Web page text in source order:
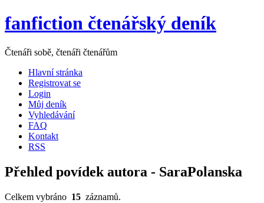
fanfiction čtenářský deník
Čtenáři sobě, čtenáři čtenářům
Hlavní stránka
Registrovat se
Login
Můj deník
Vyhledávání
FAQ
Kontakt
RSS
Přehled povídek autora - SaraPolanska
Celkem vybráno 15 záznamů.